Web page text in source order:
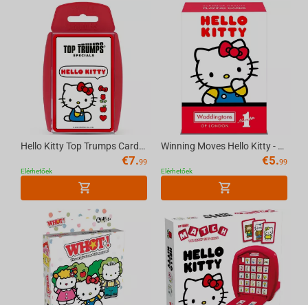
Hello Kitty Top Trumps Card Game English
€7.99
Elérhetőek
Winning Moves Hello Kitty - Waddingtons Number 1 Playing Cards English
€5.99
Elérhetőek